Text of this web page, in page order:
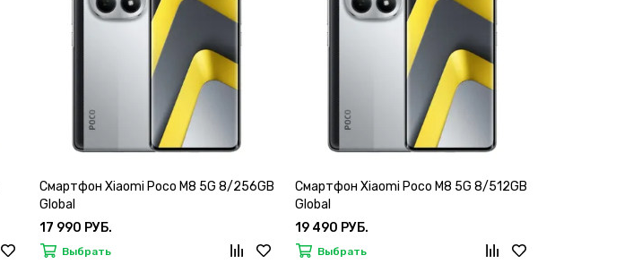
Смартфон Xiaomi Poco M8 5G 8/256GB
Global
17 990 РУБ.
Выбрать
Смартфон Xiaomi Poco M8 5G 8/512GB
Global
19 490 РУБ.
Выбрать